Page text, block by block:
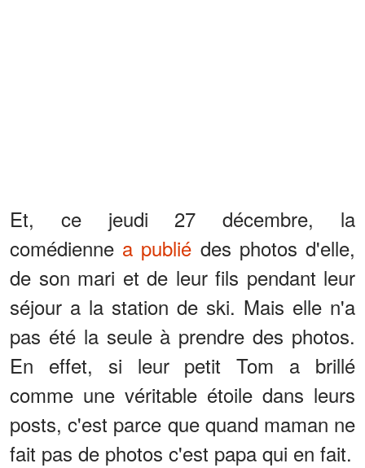
Et, ce jeudi 27 décembre, la
comédienne a publié des photos d'elle,
de son mari et de leur fils pendant leur
séjour a la station de ski. Mais elle n'a
pas été la seule à prendre des photos.
En effet, si leur petit Tom a brillé
comme une véritable étoile dans leurs
posts, c'est parce que quand maman ne
fait pas de photos c'est papa qui en fait.